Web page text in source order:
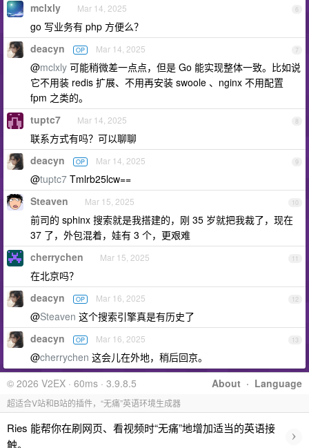
6
mclxly Mar 14, 2025
go 写业务有 php 方便么？
7
deacyn OP Mar 14, 2025
@mclxly 可能稍微差一点点，但是 Go 能实现整体一致。比如说
它不用装 redis 扩展、不用再安装 swoole 、nginx 不用配置
fpm 之类的。
8
tuptc7 Mar 14, 2025
联系方式有吗？可以聊聊
9
deacyn OP Mar 14, 2025
@tuptc7 Tmlrb25lcw==
10
Steaven Mar 15, 2025
前司的 sphinx 搜索就是我搭建的，刚 35 岁就把我裁了，现在
37 了，外包混着，娃有 3 个，更艰难
11
cherrychen Mar 15, 2025
在北京吗？
12
deacyn OP Mar 16, 2025
@Steaven 这个搜索引擎真是有历史了
13
deacyn OP Mar 16, 2025
@cherrychen 这会儿在外地，稍后回京。
About · Language
© 2026 V2EX · 60ms · 3.9.8.5
超适合V站和B站的插件，“无痛”英语环境生成器
Ries 能帮你在刷网页、看视频时“无痛”地增加适当的英语接
触。
›